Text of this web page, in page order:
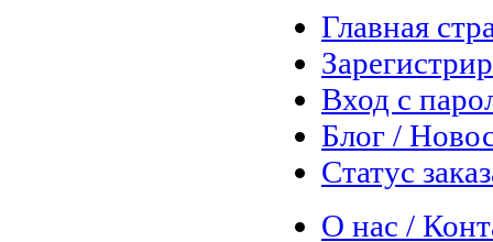
Главная
Вход с
Блог /
Статус
О нас /